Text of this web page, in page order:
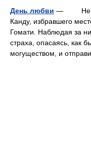
День любви — Не
Канду, избравшего
Гомати. Наблюдая за
страха, опасаясь, как
могуществом, и